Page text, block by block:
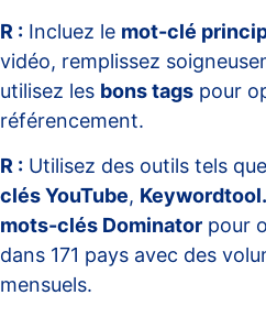
R : Incluez le mot-clé
vidéo, remplissez
utilisez les bons tags pour
référencement.
R : Utilisez des outils tels
clés YouTube,
mots-clés Dominator pour
dans 171 pays avec des
mensuels.